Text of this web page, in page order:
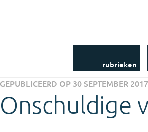
Nieuwsbrievenrubrieken
GEPUBLICEERD OP 30 SEPTEMBER 2017
Onschuldige